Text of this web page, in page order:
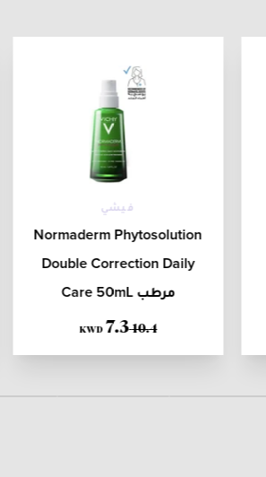
فيشي
Normaderm Phytosolution
Double Correction Daily
Care 50mL مرطب
KWD 7.3 10.4